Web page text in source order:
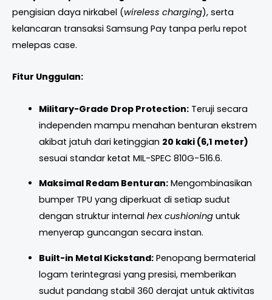
pengisian daya nirkabel (wireless charging), serta
kelancaran transaksi Samsung Pay tanpa perlu repot
melepas case.
Fitur Unggulan:
Military-Grade Drop Protection:Teruji secara
independen mampu menahan benturan ekstrem
akibat jatuh dari ketinggian 20 kaki (6,1 meter)
sesuai standar ketat MIL-SPEC 810G-516.6.
Maksimal Redam Benturan:Mengombinasikan
bumper TPU yang diperkuat di setiap sudut
dengan struktur internal hex cushioninguntuk
menyerap guncangan secara instan.
Built-in Metal Kickstand:Penopang bermaterial
logam terintegrasi yang presisi, memberikan
sudut pandang stabil 360 derajat untuk aktivitas